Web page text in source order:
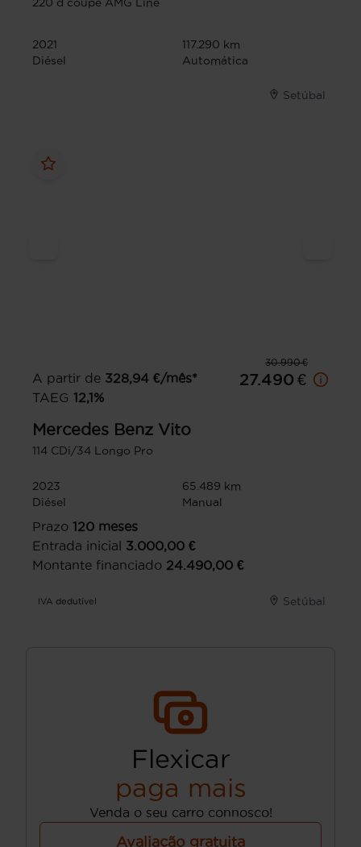
2021
117.290 km
Diésel
Automática
Setúbal
30.990 €
A partir de 328,94 €/mês*
TAEG 12,1%
27.490 €
Mercedes Benz Vito
114 CDi/34 Longo Pro
2023
65.489 km
Diésel
Manual
Prazo 120 meses
Entrada inicial 3.000,00 €
Montante financiado 24.490,00 €
IVA dedutível Setúbal
Flexicar
paga mais
Venda o seu carro connosco!
Avaliação gratuita